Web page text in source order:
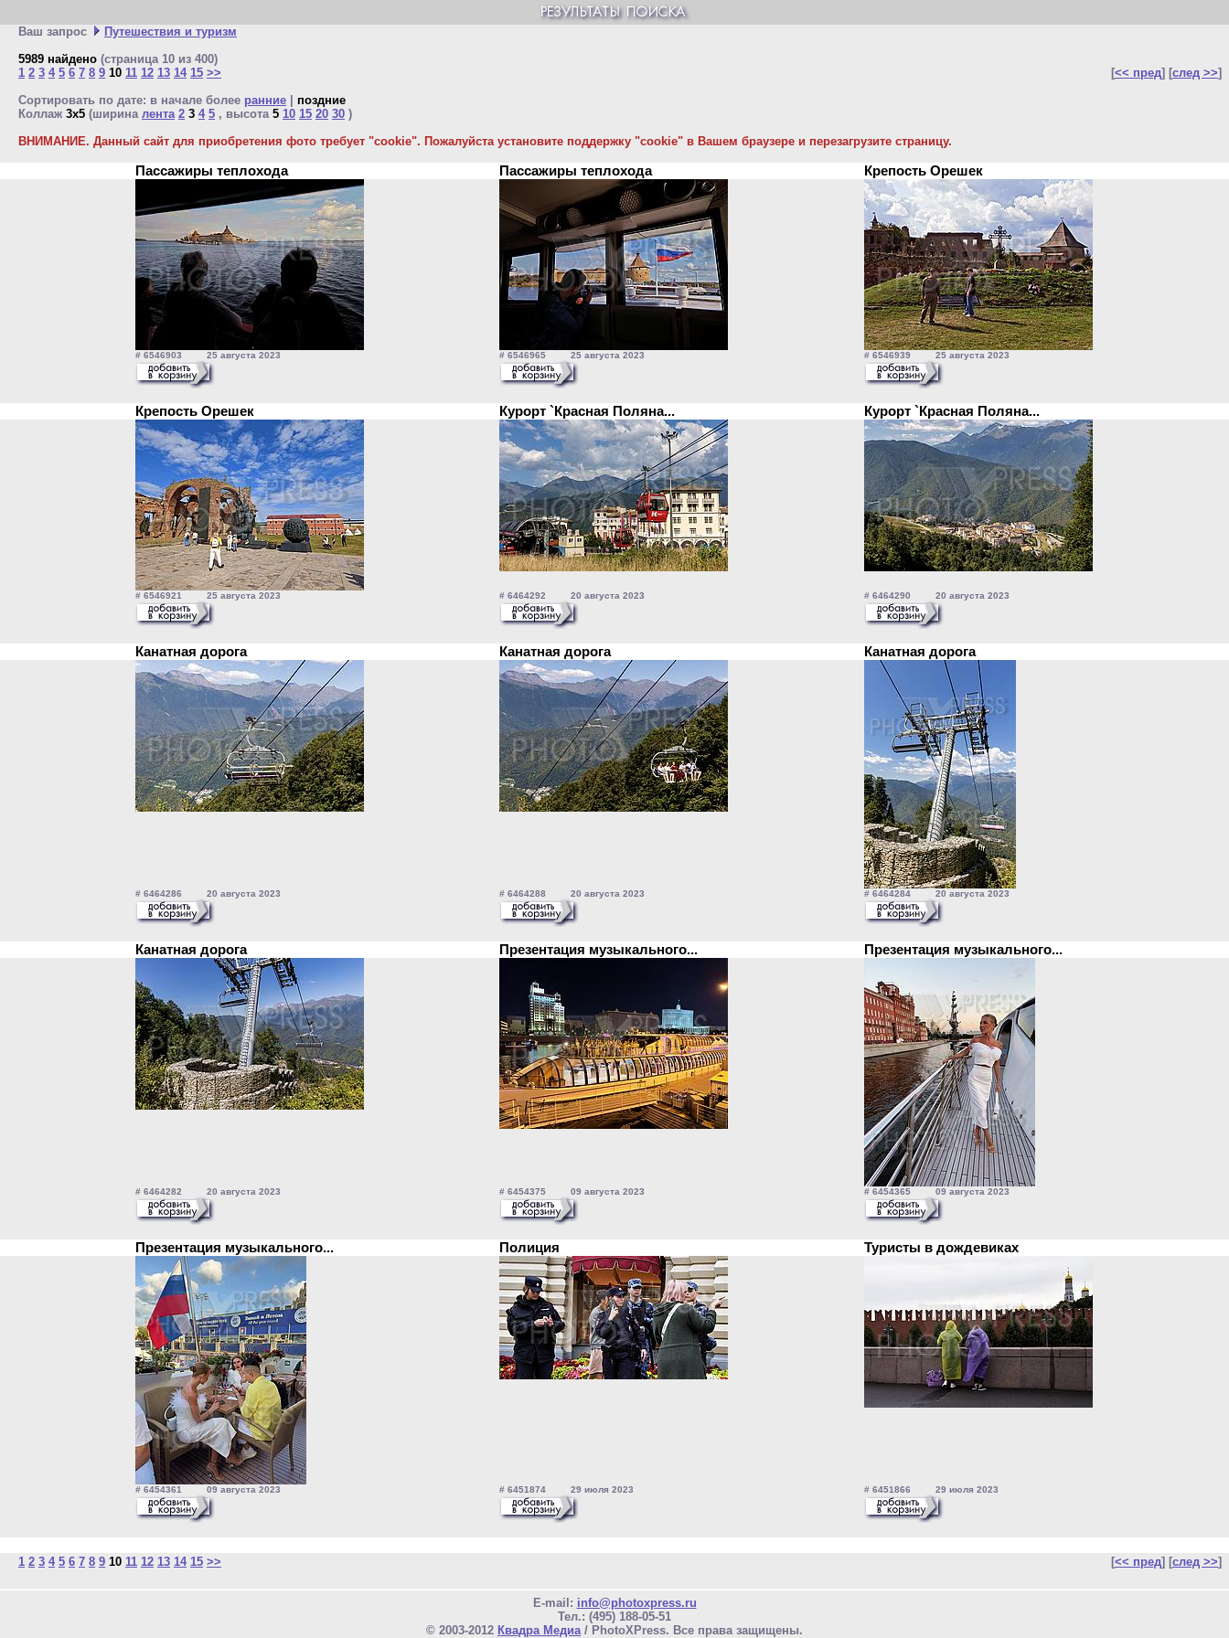
Ваш запрос
Путешествия и туризм
5989 найдено (страница 10 из 400)
1 2 3 4 5 6 7 8 9 10 11 12 13 14 15 >> [<< пред] [след >>]
Сортировать по дате: в начале более ранние
поздние
Коллаж 3x5 (ширина лента 2 3 4 5 , высота 5 10 15 20 30 )
ВНИМАНИЕ. Данный сайт для приобретения фото требует "cookie". Пожалуйста установите поддержку "cookie" в Вашем браузере и перезагрузите страницу.
Пассажиры теплохода Пассажиры теплохода Крепость Орешек
# 6546903 25 августа 2023 # 6546965 25 августа 2023 # 6546939 25 августа 2023
Крепость Орешек Курорт `Красная Поляна... Курорт `Красная Поляна...
# 6546921 25 августа 2023 # 6464292 20 августа 2023 # 6464290 20 августа 2023
Канатная дорога Канатная дорога Канатная дорога
# 6464286 20 августа 2023 # 6464288 20 августа 2023 # 6464284 20 августа 2023
Канатная дорога Презентация музыкального... Презентация музыкального...
# 6464282 20 августа 2023 # 6454375 09 августа 2023 # 6454365 09 августа 2023
Презентация музыкального... Полиция Туристы в дождевиках
# 6454361 09 августа 2023 # 6451874 29 июля 2023 # 6451866 29 июля 2023
1 2 3 4 5 6 7 8 9 10 11 12 13 14 15 >> [<< пред] [след >>]
E-mail: info@photoxpress.ru
Тел.: (495) 188-05-51
© 2003-2012 Квадра Медиа/ PhotoXPress. Все права защищены.